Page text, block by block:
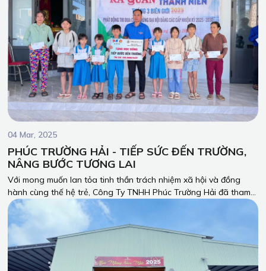
04 Mar, 2025
PHÚC TRƯỜNG HẢI - TIẾP SỨC ĐẾN TRƯỜNG,
NÂNG BƯỚC TƯƠNG LAI
Với mong muốn lan tỏa tinh thần trách nhiệm xã hội và đồng
hành cùng thế hệ trẻ, Công Ty TNHH Phúc Trường Hải đã tham
gia chương trình Ra quân Tháng Thanh niên - Tháng Ba Biên
giới 2025, kết hợp trao học bổng “Tiếp bước đến trường” cho các
em học sinh có hoàn cảnh khó khăn.